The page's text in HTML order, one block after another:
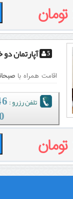
5 آپارتمان
اقامت همراه با
تلفن رزرو :